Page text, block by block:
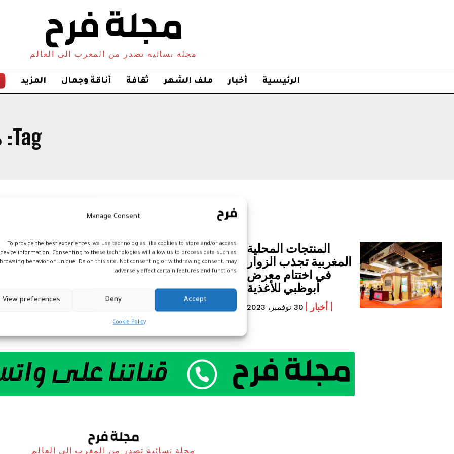
Manage Consent
To provide the best experiences, we use technologies like cookies to store and/or access
device information. Consenting to these technologies will allow us to process data such as
browsing behavior or unique IDs on this site. Not consenting or withdrawing consent, may
adversely affect certain features and functions.
Accept
Deny
View preferences
Cookie Policy
مجلة نسائية تصدر من المغرب الى العالم
الرئيسية أخبار ملف الشهر ثقافة أناقة وجمال المزيد
Tag:
المنتجات المحلية
المغربية تجذب الزوار
في اختتام معرض
أبوظبي للأغذية
أخبار 30 نوفمبر، 2023
مجلة نسائية تصدر من المغرب الى العالم